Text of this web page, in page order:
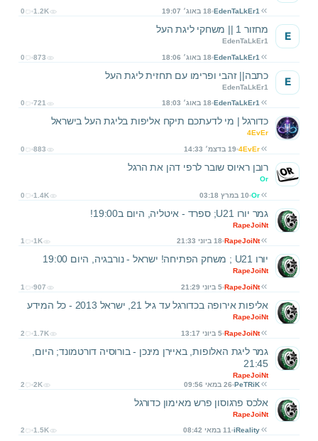
EdenTaLkEr1 18 באוג׳ 19:07 0 1.2K
מחזור 1 || משחקי ליגת העל
EdenTaLkEr1
EdenTaLkEr1 18 באוג׳ 18:06 0 873
E
כתבה|| זהבי ופרימו עם תחזית ליגת העל
EdenTaLkEr1
EdenTaLkEr1 18 באוג׳ 18:03 0 721
E
כדורגל | מי לדעתכם תיקח אליפות בליגת העל בישראל
4EvEr
4EvEr 19 בדצמ׳ 14:33 0 883
רובן ראיוס שובר לרפי דהן את הרגל
Or
Or 10 במרץ 03:18 0 1.4K
גמר יורו U21; ספרד - איטליה, היום ב19:00!
RapeJoiNt
RapeJoiNt 18 ביוני 21:33 1 1K
יורו U21 ; משחק הפתיחה! ישראל - נורבגיה, היום 19:00
RapeJoiNt
RapeJoiNt 5 ביוני 21:29 1 907
אליפות אירופה בכדורגל עד גיל 21, ישראל 2013 - כל המידע
RapeJoiNt
RapeJoiNt 5 ביוני 13:17 2 1.7K
גמר ליגת האלופות, באיירן מינכן - בורוסיה דורטמונד; היום,
21:45
RapeJoiNt
PeTRiK 26 במאי 09:56 2 2K
אלכס פרגוסון פרש מאימון כדורגל
RapeJoiNt
iReality 11 במאי 08:42 2 1.5K